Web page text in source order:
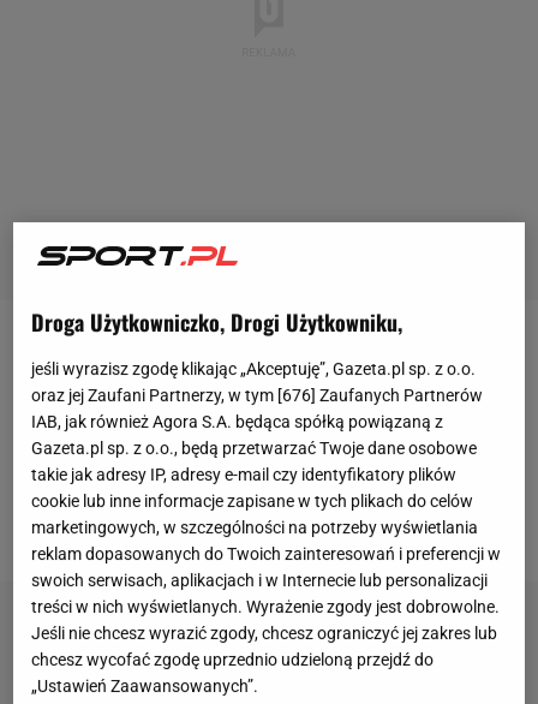
niedzielnego El Clasico: FC Barcelona - Real Madryt.
Drużyna prowadzona przez Hansiego Flicka jeśli
wygra lub nawet zremisuje, to cieszyć się będzie z
drugiego z rzędu mistrzostwa Hiszpanii, a już 29. w
historii klubu (Real Madryt ma 36. takich trofeów).
Droga Użytkowniczko, Drogi Użytkowniku,
jeśli wyrazisz zgodę klikając „Akceptuję”, Gazeta.pl sp. z o.o.
oraz jej Zaufani Partnerzy, w tym [676] Zaufanych Partnerów
IAB, jak również Agora S.A. będąca spółką powiązaną z
Gazeta.pl sp. z o.o., będą przetwarzać Twoje dane osobowe
takie jak adresy IP, adresy e-mail czy identyfikatory plików
cookie lub inne informacje zapisane w tych plikach do celów
marketingowych, w szczególności na potrzeby wyświetlania
reklam dopasowanych do Twoich zainteresowań i preferencji w
swoich serwisach, aplikacjach i w Internecie lub personalizacji
treści w nich wyświetlanych. Wyrażenie zgody jest dobrowolne.
Jeśli nie chcesz wyrazić zgody, chcesz ograniczyć jej zakres lub
chcesz wycofać zgodę uprzednio udzieloną przejdź do
„Ustawień Zaawansowanych”.